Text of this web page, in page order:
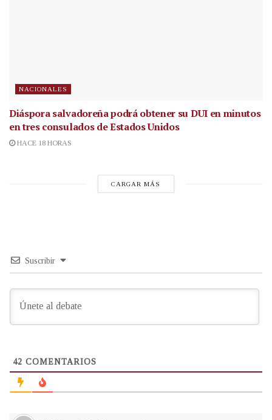
NACIONALES
Diáspora salvadoreña podrá obtener su DUI en minutos
en tres consulados de Estados Unidos
HACE 18 HORAS
CARGAR MÁS
Suscribir
42 COMENTARIOS